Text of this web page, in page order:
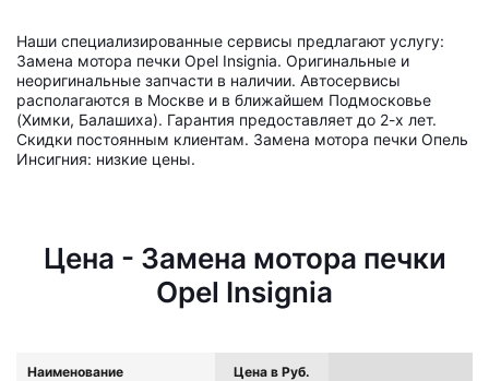
Наши специализированные сервисы предлагают услугу:
Замена мотора печки Opel Insignia. Оригинальные и
неоригинальные запчасти в наличии. Автосервисы
располагаются в Москве и в ближайшем Подмосковье
(Химки, Балашиха). Гарантия предоставляет до 2-х лет.
Скидки постоянным клиентам. Замена мотора печки Опель
Инсигния: низкие цены.
Цена - Замена мотора печки
Opel Insignia
Наименование Цена в Руб.